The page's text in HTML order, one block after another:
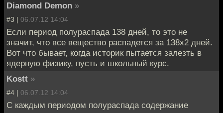
Diamond Demon »
#3 | 06.07.12 14:04
Если период полураспада 138 дней, то это не
значит, что все вещество распадется за 138х2 дней.
Вот что бывает, когда историк пытается залезть в
ядерную физику, пусть и школьный курс.
Kostt »
#4 | 06.07.12 14:04
С каждым периодом полураспада содержание